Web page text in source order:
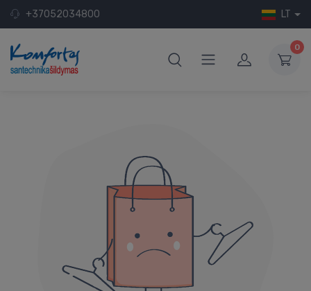
+37052034800 LT
0